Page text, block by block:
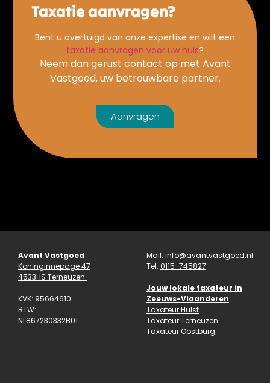
Taxatie aanvragen?
Bent u overtuigd van onze expertise en wilt een
taxatie aanvragen voor uw huis?
Neem dan gerust contact op met Avant
Vastgoed, uw betrouwbare partner.
Aanvragen
Avant Vastgoed
Koninginnepage 47
4533HS Terneuzen
KVK: 95664610
BTW:
NL867230332B01
Mail: info@avantvastgoed.nl
Tel: 0115-745827
Jouw lokale taxateur in
Zeeuws-Vlaanderen
Taxateur Hulst
Taxateur Terneuzen
Taxateur Oostburg